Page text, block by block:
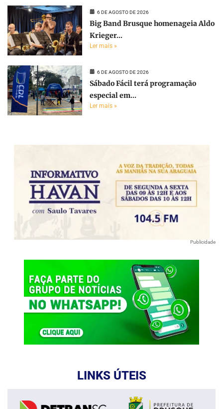
6 DE AGOSTO DE 2026
Big Band Brusque homenageia Aldo
Krieger...
Ler mais »
6 DE AGOSTO DE 2026
Sábado Fácil terá programação
especial em...
Ler mais »
Publicidade
LINKS ÚTEIS